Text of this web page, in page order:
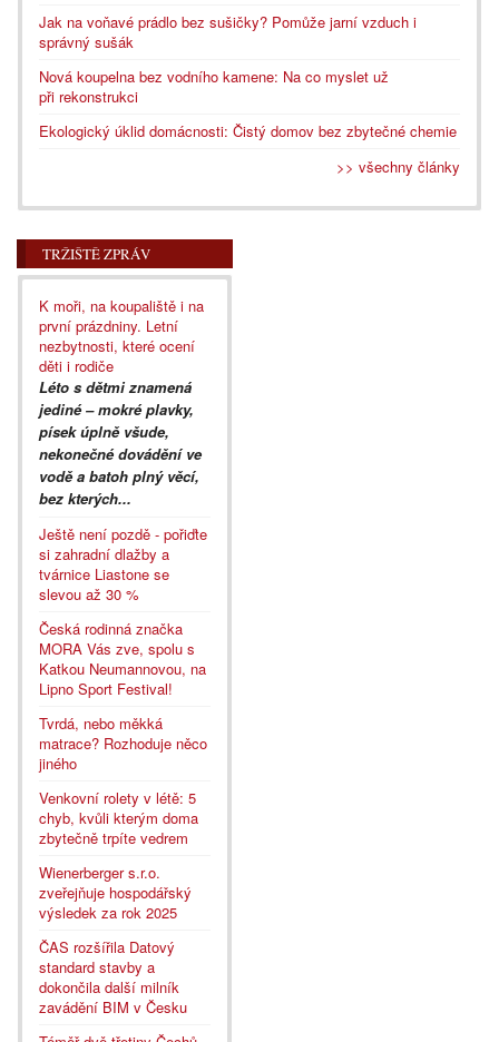
Jak na voňavé prádlo bez sušičky? Pomůže jarní vzduch i
správný sušák
Nová koupelna bez vodního kamene: Na co myslet už
při rekonstrukci
Ekologický úklid domácnosti: Čistý domov bez zbytečné chemie
>> všechny články
TRŽIŠTĚ ZPRÁV
K moři, na koupaliště i na
první prázdniny. Letní
nezbytnosti, které ocení
děti i rodiče
Léto s dětmi znamená
jediné – mokré plavky,
písek úplně všude,
nekonečné dovádění ve
vodě a batoh plný věcí,
bez kterých...
Ještě není pozdě - pořiďte
si zahradní dlažby a
tvárnice Liastone se
slevou až 30 %
Česká rodinná značka
MORA Vás zve, spolu s
Katkou Neumannovou, na
Lipno Sport Festival!
Tvrdá, nebo měkká
matrace? Rozhoduje něco
jiného
Venkovní rolety v létě: 5
chyb, kvůli kterým doma
zbytečně trpíte vedrem
Wienerberger s.r.o.
zveřejňuje hospodářský
výsledek za rok 2025
ČAS rozšířila Datový
standard stavby a
dokončila další milník
zavádění BIM v Česku